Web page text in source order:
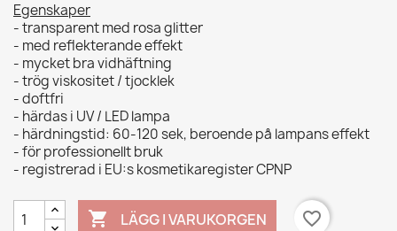
Egenskaper
- transparent med rosa glitter
- med reflekterande effekt
- mycket bra vidhäftning
- trög viskositet / tjocklek
- doftfri
- härdas i UV / LED lampa
- härdningstid: 60-120 sek, beroende på lampans effekt
- för professionellt bruk
- registrerad i EU:s kosmetikaregister CPNP
 LÄGG I VARUKORGEN favorite_border